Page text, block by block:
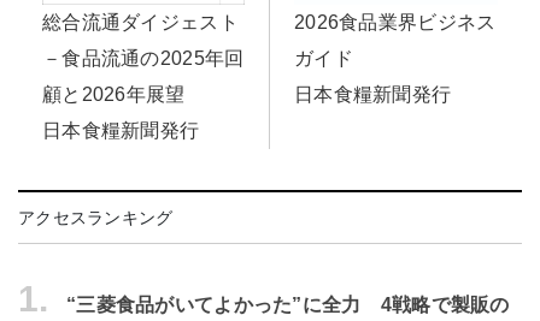
総合流通ダイジェスト
－食品流通の2025年回
顧と2026年展望
日本食糧新聞発行
2026食品業界ビジネス
ガイド
日本食糧新聞発行
アクセスランキング
1.
“三菱食品がいてよかった”に全力 4戦略で製販の